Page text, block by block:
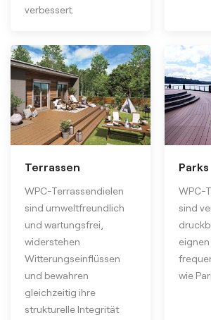
verbessert.
Terrassen
WPC-Terrassendielen
sind umweltfreundlich
und wartungsfrei,
widerstehen
Witterungseinflüssen
und bewahren
gleichzeitig ihre
strukturelle Integrität
Parks
WPC-
sind
wie